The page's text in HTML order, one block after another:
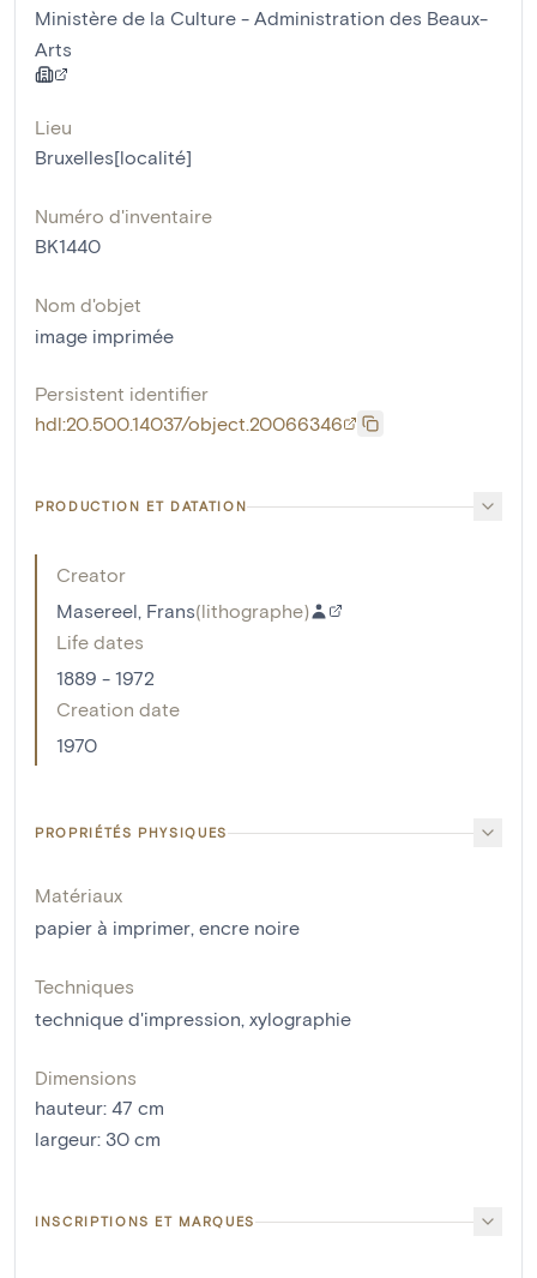
Ministère de la Culture - Administration des Beaux-
Arts
Lieu
Bruxelles[localité]
Numéro d'inventaire
BK1440
Nom d'objet
image imprimée
Persistent identifier
hdl:20.500.14037/object.20066346
PRODUCTION ET DATATION
Creator
Masereel, Frans(lithographe)
Life dates
1889 - 1972
Creation date
1970
PROPRIÉTÉS PHYSIQUES
Matériaux
papier à imprimer, encre noire
Techniques
technique d'impression, xylographie
Dimensions
hauteur: 47 cm
largeur: 30 cm
INSCRIPTIONS ET MARQUES